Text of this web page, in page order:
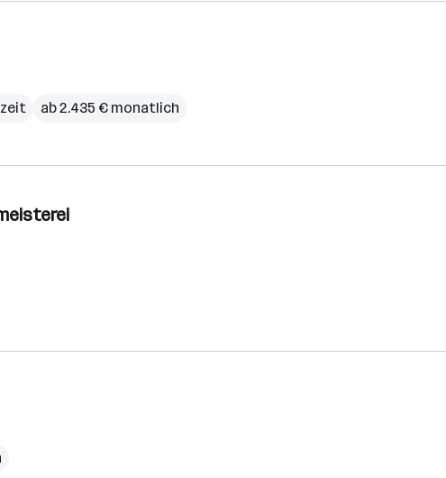
ab 2.435 € monatlich